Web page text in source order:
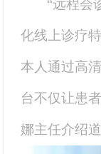
“远程会
化线上诊疗
本人通过高
台不仅让患
娜主任介绍